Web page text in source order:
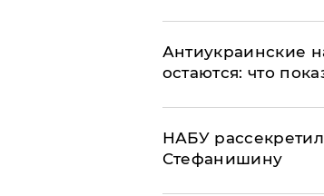
Антиукраинские
остаются: что
НАБУ
Стефанишину